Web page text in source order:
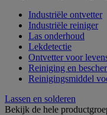
Industriële ontvetter
Industriële reiniger
Las onderhoud
Lekdetectie
Ontvetter voor
Reiniging en
Reinigingsmiddel
Lassen en solderen
Bekijk de hele